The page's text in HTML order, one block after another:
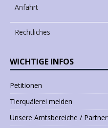
Anfahrt
Rechtliches
WICHTIGE INFOS
Petitionen
Tierquälerei melden
Unsere Amtsbereiche / Partner